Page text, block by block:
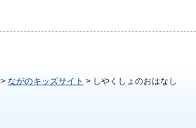
> ながのキッズサイト > しやくしょのおはなし